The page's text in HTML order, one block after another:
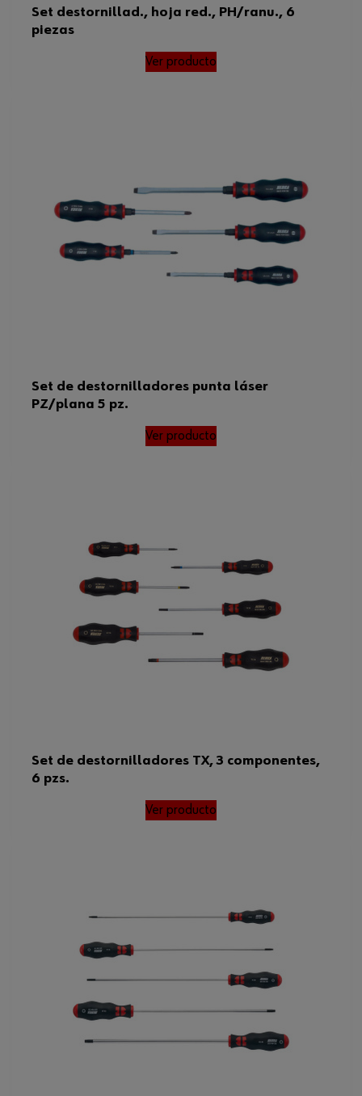
Set destornillad., hoja red., PH/ranu., 6
piezas
Ver producto
Set de destornilladores punta láser
PZ/plana 5 pz.
Ver producto
Set de destornilladores TX, 3 componentes,
6 pzs.
Ver producto